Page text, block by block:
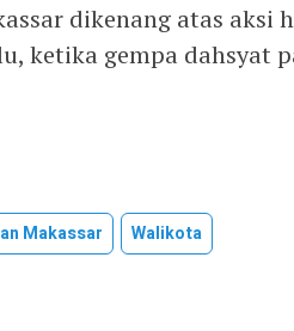
dikenang atas aksi
ketika gempa dahsyat
Makassar Walikota